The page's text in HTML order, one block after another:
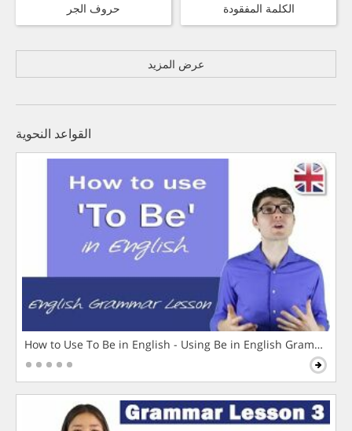
حروف الجر الكلمة المفقودة
عرض المزيد
القواعد النحوية
How to Use To Be in English - Using Be in English Grammar